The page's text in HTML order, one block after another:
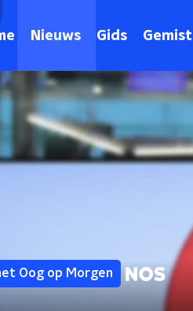
Nieuws Gids Gemist
Oog op Morgen